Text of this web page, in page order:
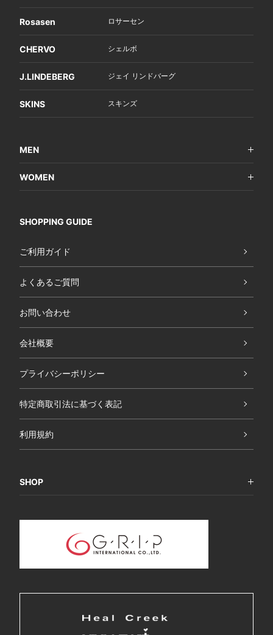
Rosasen ロサーセン
CHERVO シェルボ
J.LINDEBERG ジェイ リンドバーグ
SKINS スキンズ
MEN
WOMEN
SHOPPING GUIDE
ご利用ガイド
よくあるご質問
お問い合わせ
会社概要
プライバシーポリシー
特定商取引法に基づく表記
利用規約
SHOP